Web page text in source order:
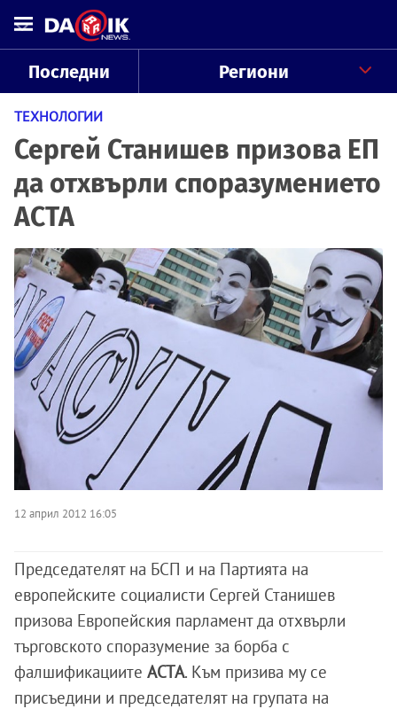
Последни Региони
ТЕХНОЛОГИИ
Сергей Станишев призова ЕП
да отхвърли споразумението
ACTA
12 април 2012 16:05
Председателят на БСП и на Партията на
европейските социалисти Сергей Станишев
призова Европейския парламент да отхвърли
търговското споразумение за борба с
фалшификациите ACTA. Към призива му се
присъедини и председателят на групата на